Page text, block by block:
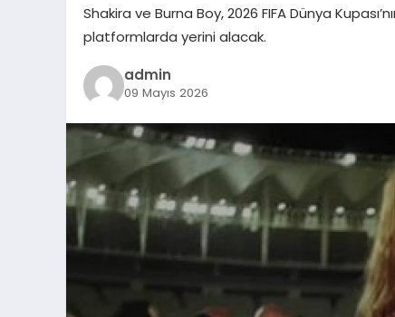
Shakira ve Burna Boy, 2026 FIFA Dünya
platformlarda yerini alacak.
admin
09 Mayıs 2026